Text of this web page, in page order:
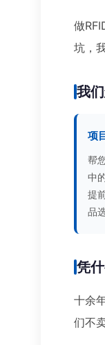
做
坑，
我
项
帮
中
提
品
凭
十余
们不